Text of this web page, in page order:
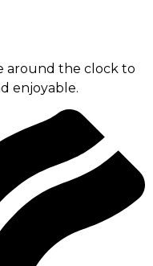
around the clock to
enjoyable.